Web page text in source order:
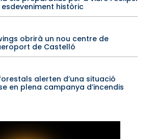
històric
obrirà un nou centre de
de Castelló
alerten d’una situació
en plena campanya d’incendis